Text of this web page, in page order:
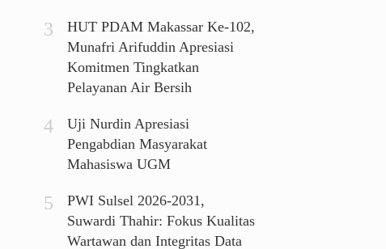
HUT PDAM Makassar Ke-102,
Munafri Arifuddin Apresiasi
Komitmen Tingkatkan
Pelayanan Air Bersih
Uji Nurdin Apresiasi
Pengabdian Masyarakat
Mahasiswa UGM
PWI Sulsel 2026-2031,
Suwardi Thahir: Fokus Kualitas
Wartawan dan Integritas Data